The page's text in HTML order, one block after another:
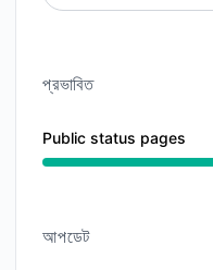
প্রভাবিত
Public status pages
আংশিক বিভ্রাট থেকে
আপডেট